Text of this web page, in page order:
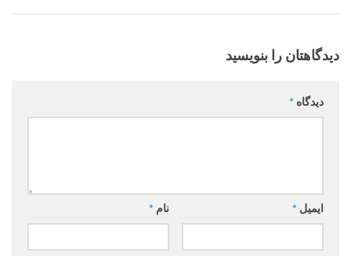
دیدگاهتان را بنویسید
دیدگاه *
نام * ایمیل *